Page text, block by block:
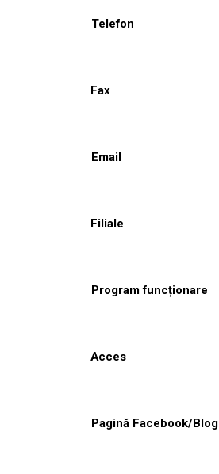
Telefon
Fax
Email
Filiale
Program funcționare
Acces
Pagină Facebook/Blog